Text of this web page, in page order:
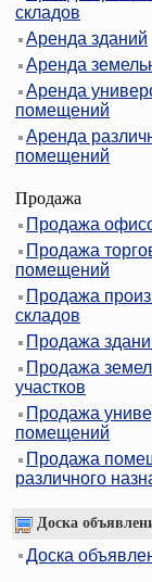
складов
Аренда зданий
Аренда
Аренда
помещений
Аренда
помещений
Продажа
Продажа
Продажа
помещений
Продажа
складов
Продажа
Продажа
участков
Продажа
помещений
Продажа
различного
Доска
Доска